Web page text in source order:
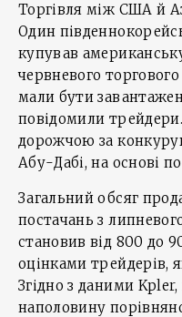
Торгівля між США й
Один
купував
червневого
мали бути
повідомили
дорожчою за
Абу-Дабі, на основі
Загальний обсяг
постачань з
становив від 800 до
оцінками трейдерів,
Згідно з даними
наполовину